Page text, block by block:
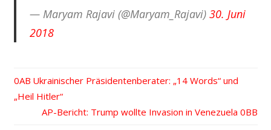
— Maryam Rajavi (@Maryam_Rajavi) 30. Juni
2018
Beitrags-
Navigation
Vorheriger
Beitrag:
Ukrainischer Präsidentenberater: „14 Words“ und
„Heil Hitler“
Nächster
AP-Bericht: Trump wollte Invasion in Venezuela